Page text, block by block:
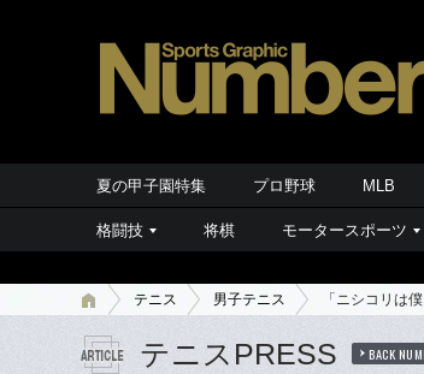
夏の甲子園特集 プロ野球 MLB
格闘技 将棋 モータースポーツ
テニス 男子テニス 「ニシコリは
テニスPRESS BACK